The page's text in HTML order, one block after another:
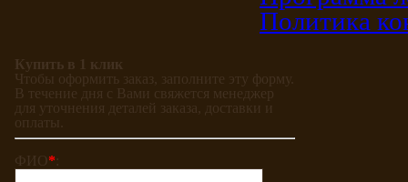
Политика
Купить в 1 клик
Чтобы оформить заказ, заполните эту форму.
В течение дня с Вами свяжется менеджер
для уточнения деталей заказа, доставки и
оплаты.
ФИО*